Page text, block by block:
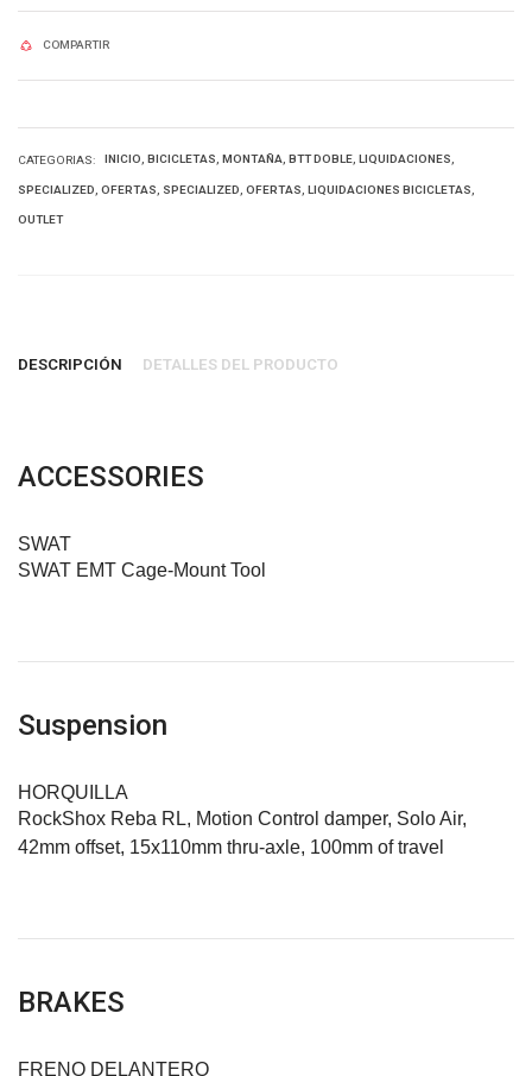
COMPARTIR
CATEGORIAS: INICIO BICICLETAS MONTAÑA BTT DOBLE LIQUIDACIONES
SPECIALIZED OFERTAS SPECIALIZED OFERTAS LIQUIDACIONES BICICLETAS
OUTLET
DESCRIPCIÓN DETALLES DEL PRODUCTO
ACCESSORIES
SWAT
SWAT EMT Cage-Mount Tool
Suspension
HORQUILLA
RockShox Reba RL, Motion Control damper, Solo Air,
42mm offset, 15x110mm thru-axle, 100mm of travel
BRAKES
FRENO DELANTERO